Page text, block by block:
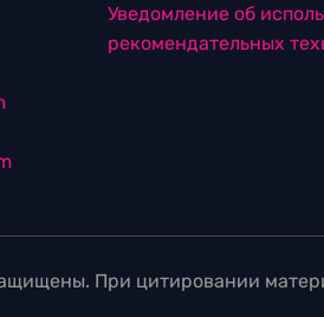
Уведомление об
рекомендательных
При цитировании